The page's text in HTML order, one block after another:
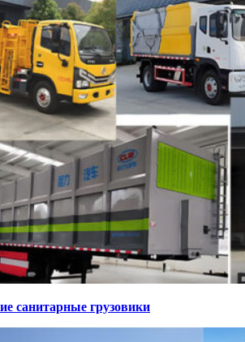
санитарные грузовики